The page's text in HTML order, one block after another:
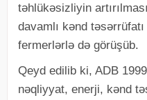
təhlükəsizliyin
davamlı kənd
fermerlərlə də görüşüb.
Qeyd edilib ki, ADB
nəqliyyat, enerji, kənd